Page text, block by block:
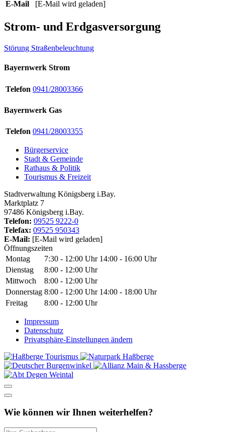
E-Mail
[E-Mail wird geladen]
Strom- und Erdgasversorgung
Störung Straßenbeleuchtung
Bayernwerk Strom
Telefon 0941/28003366
Bayernwerk Gas
Telefon 0941/28003355
Bürgerservice
Stadt & Gemeinde
Rathaus & Politik
Tourismus & Freizeit
Stadtverwaltung Königsberg i.Bay.
Marktplatz 7
97486 Königsberg i.Bay.
Telefon: 09525 9222-0
Telefax: 09525 950343
E-Mail: [E-Mail wird geladen]
Öffnungszeiten
Montag
7:30 - 12:00 Uhr 14:00 - 16:00 Uhr
Dienstag
8:00 - 12:00 Uhr
Mittwoch
8:00 - 12:00 Uhr
Donnerstag 8:00 - 12:00 Uhr 14:00 - 18:00 Uhr
Freitag
8:00 - 12:00 Uhr
Impressum
Datenschutz
Privatsphäre-Einstellungen ändern
Wie können wir Ihnen weiterhelfen?